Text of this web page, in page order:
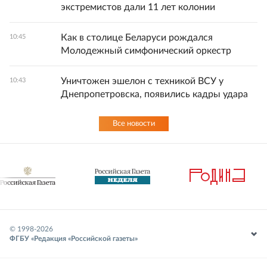
экстремистов дали 11 лет колонии
10:45
Как в столице Беларуси рождался
Молодежный симфонический оркестр
10:43
Уничтожен эшелон с техникой ВСУ у
Днепропетровска, появились кадры удара
Все новости
© 1998-2026
ФГБУ «Редакция «Российской газеты»